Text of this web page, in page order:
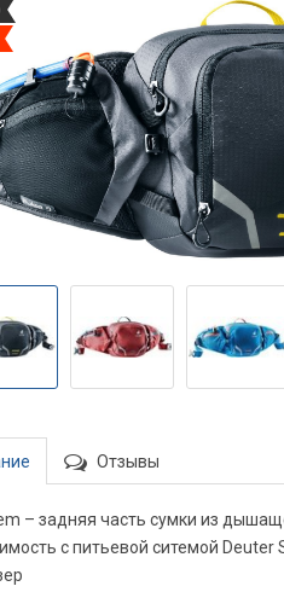
Отзывы
– задняя часть сумки из
с питьевой ситемой Deuter